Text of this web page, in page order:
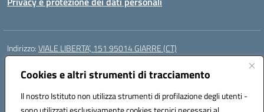
Cookies e altri strumenti di tracciamento
Il nostro Istituto non utilizza strumenti di profilazione degli utenti -
Indirizzo:VIALE LIBERTA’, 151 95014 GIARRE (CT)
Centralino:
Posta elettronica certificata (PEC):ctmm151004@pec.istruzione.it
Codice fiscale: 92032760875
Codice meccanografico:CTMM151004